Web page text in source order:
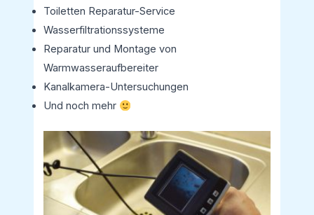
Toiletten Reparatur-Service
Wasserfiltrationssysteme
Reparatur und Montage von
Warmwasseraufbereiter
Kanalkamera-Untersuchungen
Und noch mehr